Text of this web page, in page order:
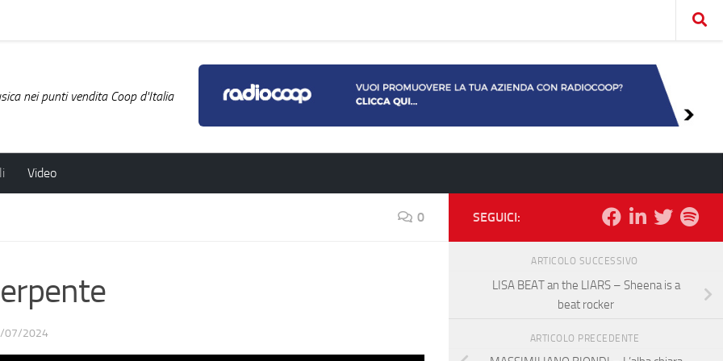
nei punti vendita Coop d'Italia
Video
0
07/2024
SEGUICI:
ARTICOLO SUCCESSIVO
LISA BEAT an the LIARS – Sheena is a
beat rocker
ARTICOLO PRECEDENTE